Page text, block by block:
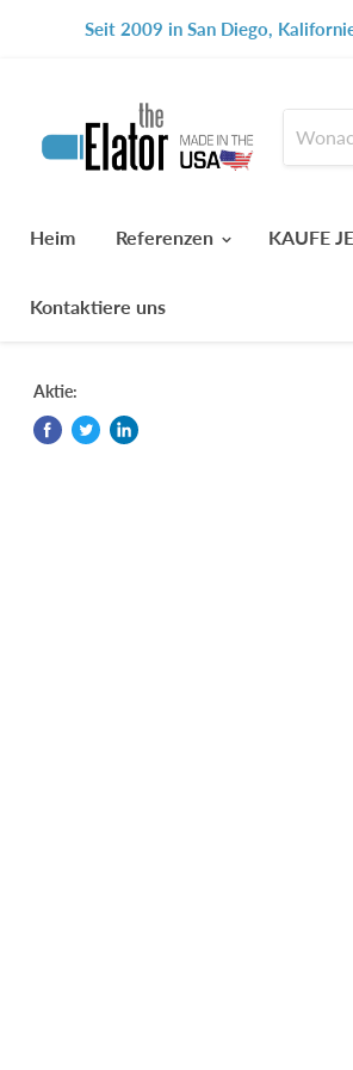
Seit 2009 in San Diego,
Heim Referenzen KAUFE
Kontaktiere uns
Aktie: